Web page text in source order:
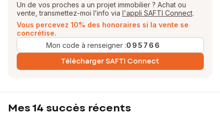
Un de vos proches a un projet immobilier ? Achat ou
vente, transmettez-moi l’info via l'appli SAFTI Connect.
Vous percevez 10% des honoraires si la vente se
concrétise.
Mon code à renseigner :095766
Télécharger SAFTI Connect
Mes 14 succès récents